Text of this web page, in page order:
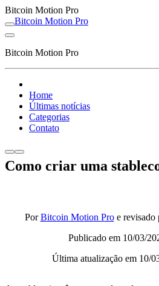
Bitcoin Motion Pro
Bitcoin Motion Pro
Bitcoin Motion Pro
Home
Últimas notícias
Categorias
Contato
Como criar uma
PorBitcoin Motion Proe revisado
Publicado em 10/03/
Última atualização em 10/